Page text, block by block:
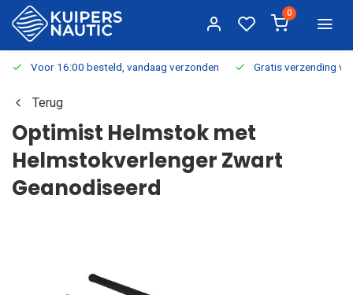
0
Voor 16:00 besteld, vandaag verzonden Gratis verzending
Terug
Optimist Helmstok met
Helmstokverlenger Zwart
Geanodiseerd